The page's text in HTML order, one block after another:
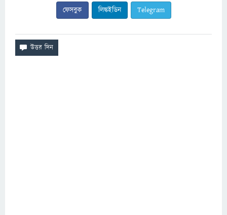
ফেসবুক লিঙ্কইডিন Telegram